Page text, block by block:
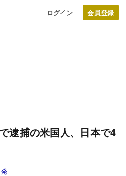
ログイン
逮捕の米国人、日本で4